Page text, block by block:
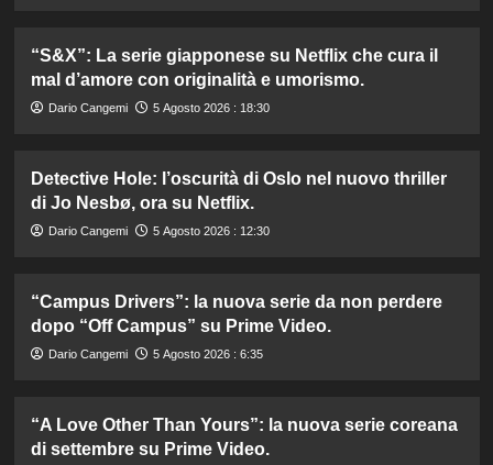
“S&X”: La serie giapponese su Netflix che cura il
mal d’amore con originalità e umorismo.
Dario Cangemi 5 Agosto 2026 : 18:30
Detective Hole: l’oscurità di Oslo nel nuovo thriller
di Jo Nesbø, ora su Netflix.
Dario Cangemi 5 Agosto 2026 : 12:30
“Campus Drivers”: la nuova serie da non perdere
dopo “Off Campus” su Prime Video.
Dario Cangemi 5 Agosto 2026 : 6:35
“A Love Other Than Yours”: la nuova serie coreana
di settembre su Prime Video.